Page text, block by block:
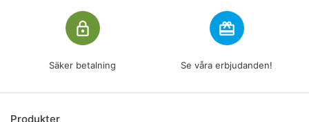
lock_outline
Säker betalning
redeem
Se våra erbjudanden!
Produkter